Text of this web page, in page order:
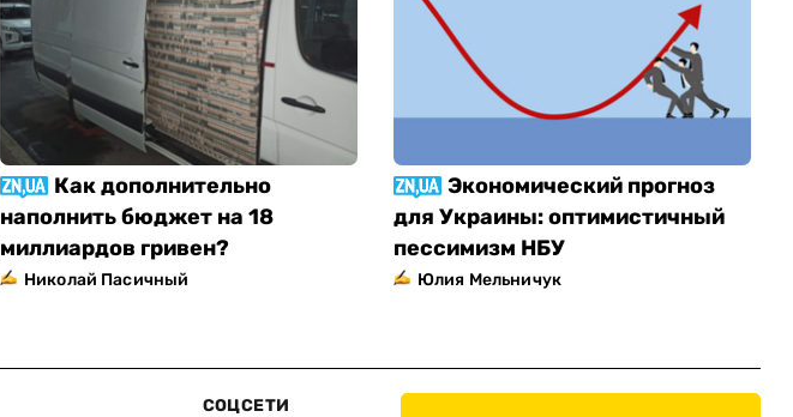
Как дополнительно
наполнить бюджет на 18
миллиардов гривен?
Николай Пасичный
Экономический прогноз
для Украины: оптимистичный
пессимизм НБУ
Юлия Мельничук
СОЦСЕТИ